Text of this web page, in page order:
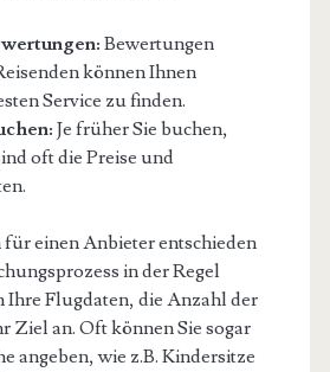
Bewertungen
können Ihnen
Service zu finden.
Je früher Sie buchen,
oft die Preise und
für einen Anbieter entschieden
in der Regel
Ihre Flugdaten, die Anzahl der
Ziel an. Oft können Sie sogar
angeben, wie z.B. Kindersitze